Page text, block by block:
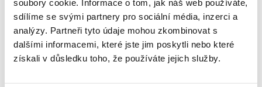
soubory cookie. Informace o tom, jak náš web používáte,
sdílíme se svými partnery pro sociální média, inzerci a
analýzy. Partneři tyto údaje mohou zkombinovat s
dalšími informacemi, které jste jim poskytli nebo které
získali v důsledku toho, že používáte jejich služby.
newsletteru nebowhatsappového
kanálu, kde pravidelně přinášíme
shrnutí nejzajímavějších článků a analýz.
Začněte nás odebírat, a mějte tak
přehled o tom, jaké dezinformace a